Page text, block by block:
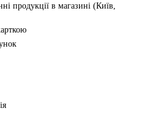
продукції в магазині (Київ,